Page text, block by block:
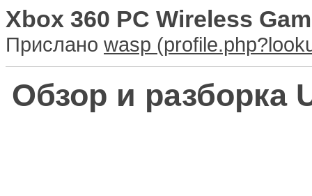
Xbox 360 PC Wireless
Прислано wasp
Обзор и разборка